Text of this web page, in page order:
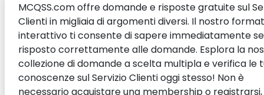
MCQSS.com offre domande e risposte gratuite sul
Clienti in migliaia di argomenti diversi. Il nostro
interattivo ti consente di sapere immediatamente
risposto correttamente alle domande. Esplora la
collezione di domande a scelta multipla e verifica le
conoscenze sul Servizio Clienti oggi stesso! Non è
necessario acquistare una membership o